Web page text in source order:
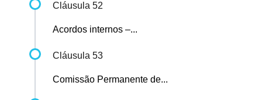
Cláusula 52
Acordos internos –...
Cláusula 53
Comissão Permanente de...